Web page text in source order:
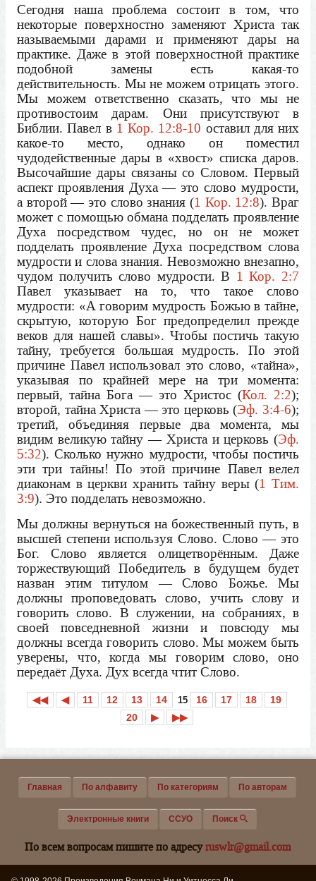
Сегодня наша проблема состоит в том, что
некоторые поверхностно заменяют Христа так
называемыми дарами и применяют дары на
практике. Даже в этой поверхностной практике
подобной замены есть какая-то
действительность. Мы не можем отрицать этого.
Мы можем ответственно сказать, что мы не
противостоим дарам. Они присутствуют в
Библии. Павел в 1 Кор. 12:8-10 оставил для них
какое-то место, однако он поместил
чудодейственные дары в «хвост» списка даров.
Высочайшие дары связаны со Словом. Первый
аспект проявления Духа — это слово мудрости,
а второй — это слово знания (1 Кор. 12:8). Враг
может с помощью обмана подделать проявление
Духа посредством чудес, но он не может
подделать проявление Духа посредством слова
мудрости и слова знания. Невозможно внезапно,
чудом получить слово мудрости. В 1 Кор. 2:7
Павел указывает на то, что такое слово
мудрости: «А говорим мудрость Божью в тайне,
скрытую, которую Бог предопределил прежде
веков для нашей славы». Чтобы постичь такую
тайну, требуется большая мудрость. По этой
причине Павел использовал это слово, «тайна»,
указывая по крайней мере на три момента:
первый, тайна Бога — это Христос (Кол. 2:2);
второй, тайна Христа — это церковь (Эф. 3:4-6);
третий, объединяя первые два момента, мы
видим великую тайну — Христа и церковь (Эф.
5:32). Сколько нужно мудрости, чтобы постичь
эти три тайны! По этой причине Павел велел
диаконам в церкви хранить тайну веры (1 Тим.
3:9). Это подделать невозможно.
Мы должны вернуться на божественный путь, в
высшей степени используя Слово. Слово — это
Бог. Слово является олицетворённым. Даже
торжествующий Победитель в будущем будет
назван этим титулом — Слово Божье. Мы
должны проповедовать слово, учить слову и
говорить слово. В служении, на собраниях, в
своей повседневной жизни и повсюду мы
должны всегда говорить слово. Мы можем быть
уверены, что, когда мы говорим слово, оно
передаёт Духа. Дух всегда чтит Слово.
◀◀ ◀ 11 12 13 14 15 16 17 18
19
20
▶ ▶▶
Главная По алфавиту По категориям По авторам
Электронные книги ССУО Поиск
По всем вопросам пишите по адресуruswlr@gmail.com